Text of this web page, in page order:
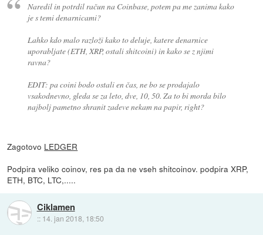
Naredil in potrdil račun na Coinbase, potem pa me zanima kako
je s temi denarnicami?
Lahko kdo malo razloži kako to deluje, katere denarnice
uporabljate (ETH, XRP, ostali shitcoini) in kako se z njimi
ravna?
EDIT: pa coini bodo ostali en čas, ne bo se prodajalo
vsakodnevno, gleda se za leto, dve, 10, 50. Za to bi morda bilo
najbolj pametno shranit zadeve nekam na papir, right?
Zagotovo LEDGER
Podpira veliko coinov, res pa da ne vseh shitcoinov. podpira XRP,
ETH, BTC, LTC,.....
Ciklamen
:: 14. jan 2018, 18:50